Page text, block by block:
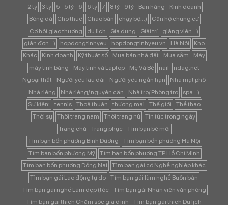
2 tỷ 3 tỷ 5 5 tỷ 6 6 tỷ 7 8 tỷ 9 tỷ
Bán hàng - Kinh doanh
Bóng đá
Cho thuê Chào bán chạy bộ...)
Căn hộ chung cư
Cơ hội giao thương
du lịch Gia dụng Giải trí
giảng viên...)
giản đơn...)
hopdongtinhyeu hopdongtinhyeu.vn Hà Nội
Kho
Khác
Kinh doanh Kỹ thuật số Mua bán nhà đất Mua sắm
Máy
máy tính bảng
Máy tính và Laptop Mẹ Và Bé nail
ndag.net
Ngoại thất
Người yêu lâu dài Người yêu ngắn hạn
Nhà mặt phố
Nhà riêng
Nhà riêng/ nguyên căn Nhà trọ/ Phòng trọ
spa...)
Sự kiện:
tennis Thoả thuận thương mại Thế giới
Thể thao
Thời sự
Thời trang nam Thời trang nữ
Tin tức trong ngày
Trang chủ
Trang phục
Tìm bạn bè mới
Tìm bạn bốn phương Bình Dương
Tìm bạn bốn phương Hà Nội
Tìm bạn bốn phương Mỹ
Tìm bạn bốn phương TP Hồ Chí Minh
Tìm bạn bốn phương Đồng Nai
Tìm bạn gái có Nghề nghiệp khác
Tìm bạn gái Lao động tự do
Tìm bạn gái làm nghề Buôn bán
Tìm bạn gái nghề Làm đẹp (tóc
Tìm bạn gái Nhân viên văn phòng
Tìm bạn gái thích Chăm sóc gia đình
Tìm bạn gái thích Du lịch